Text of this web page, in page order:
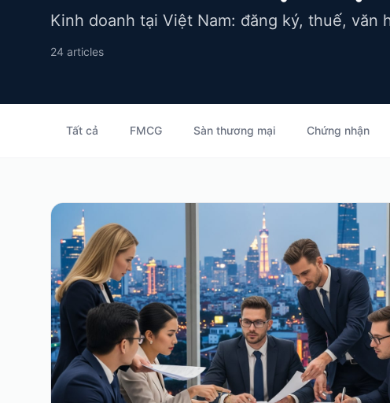
Kinh doanh tại Việt Nam: đăng ký, thuế, văn
24 articles
Tất cả FMCG Sàn thương mại Chứng nhận